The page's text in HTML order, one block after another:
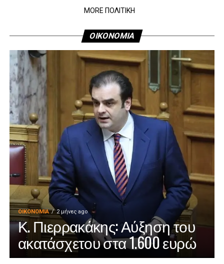
MORE ΠΟΛΙΤΙΚΗ
ΟΙΚΟΝΟΜΙΑ
ΟΙΚΟΝΟΜΊΑ 2 μήνες ago
Κ. Πιερρακάκης: Αύξηση του
ακατάσχετου στα 1.600 ευρώ